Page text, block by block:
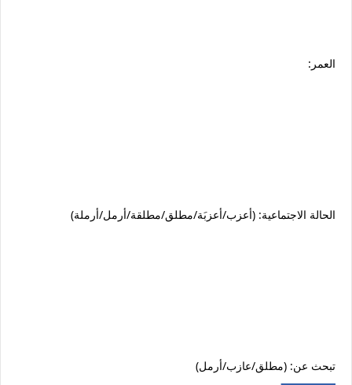
العمر:
الحالة الاجتماعية: (أعزب/أعزبَة/مطلق/مطلقة/أرمل/أرملة)
تبحث عن: (مطلق/عازب/أرمل)